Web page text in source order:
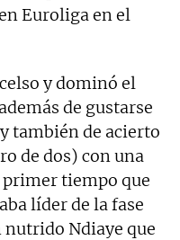
Euroliga en el
y dominó el
de gustarse
también de acierto
de dos) con una
primer tiempo que
líder de la fase
Ndiaye que